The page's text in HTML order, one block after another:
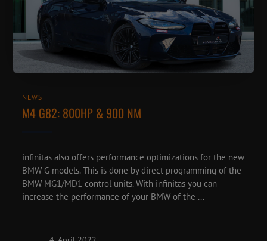
NEWS
M4 G82: 800HP & 900 NM
infinitas also offers performance optimizations for the new
BMW G models. This is done by direct programming of the
BMW MG1/MD1 control units. With infinitas you can
increase the performance of your BMW of the ...